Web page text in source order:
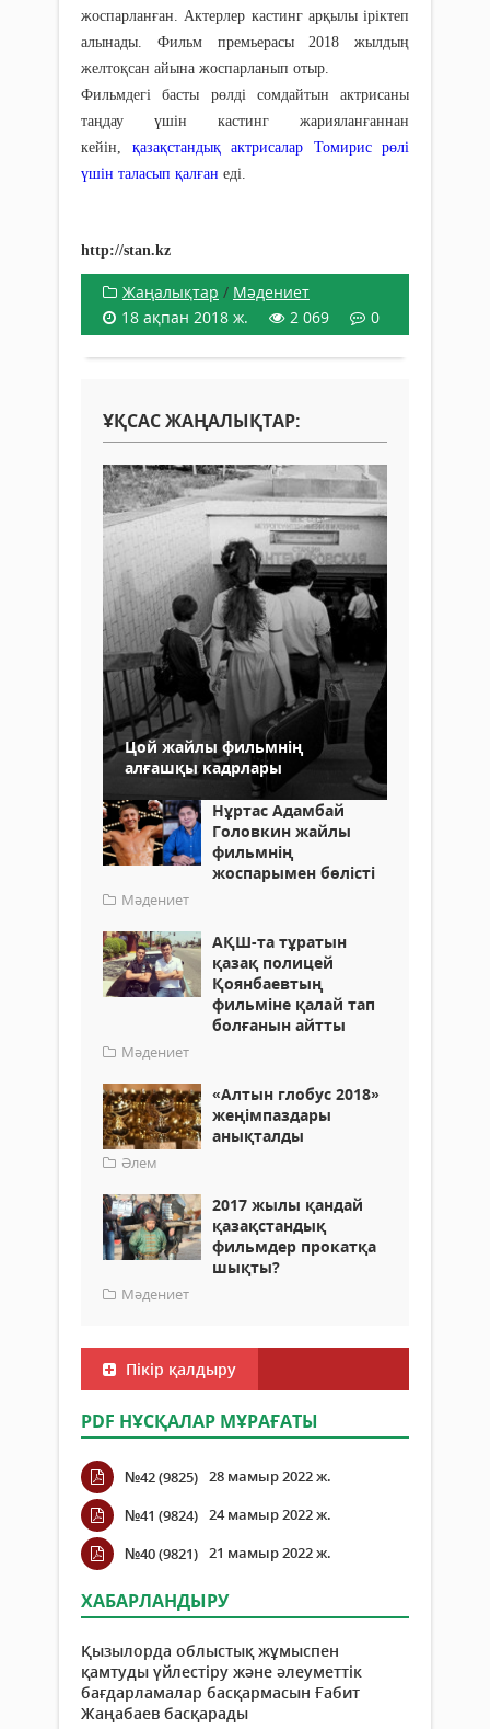
жоспарланған. Актерлер кастинг арқылы іріктеп
алынады. Фильм премьерасы 2018 жылдың
желтоқсан айына жоспарланып отыр.
Фильмдегі басты рөлді сомдайтын актрисаны
таңдау үшін кастинг жарияланғаннан
кейін, қазақстандық актрисалар Томирис рөлі
үшін таласып қалған еді.
http://stan.kz
Жаңалықтар / Мәдениет
18 ақпан 2018 ж.
2 069 0
ҰҚСАС ЖАҢАЛЫҚТАР:
Цой жайлы фильмнің
алғашқы кадрлары
Нұртас Адамбай
Головкин жайлы
фильмнің
жоспарымен бөлісті
Мәдениет
АҚШ-та тұратын
қазақ полицей
Қоянбаевтың
фильміне қалай тап
болғанын айтты
Мәдениет
«Алтын глобус 2018»
жеңімпаздары
анықталды
Әлем
2017 жылы қандай
қазақстандық
фильмдер прокатқа
шықты?
Мәдениет
Пікір қалдыру
PDF НҰСҚАЛАР МҰРАҒАТЫ
№42 (9825) 28 мамыр 2022 ж.
№41 (9824) 24 мамыр 2022 ж.
№40 (9821) 21 мамыр 2022 ж.
ХАБАРЛАНДЫРУ
Қызылорда облыстық жұмыспен
қамтуды үйлестіру және әлеуметтік
бағдарламалар басқармасын Ғабит
Жаңабаев басқарады